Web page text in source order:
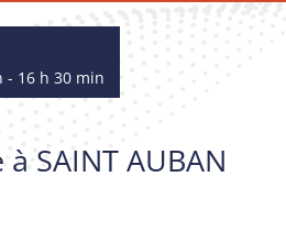
- 16 h 30 min
SAINT AUBAN